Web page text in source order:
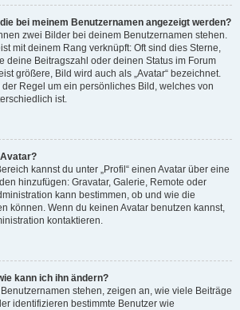
bei meinem Benutzernamen angezeigt werden?
zwei Bilder bei deinem Benutzernamen stehen.
mit deinem Rang verknüpft: Oft sind dies Sterne,
deine Beitragszahl oder deinen Status im Forum
größere, Bild wird auch als „Avatar“ bezeichnet.
Regel um ein persönliches Bild, welches von
ist.
kannst du unter „Profil“ einen Avatar über eine
hinzufügen: Gravatar, Galerie, Remote oder
kann bestimmen, ob und wie die
können. Wenn du keinen Avatar benutzen kannst,
kontaktieren.
kann ich ihn ändern?
stehen, zeigen an, wie viele Beiträge
identifizieren bestimmte Benutzer wie